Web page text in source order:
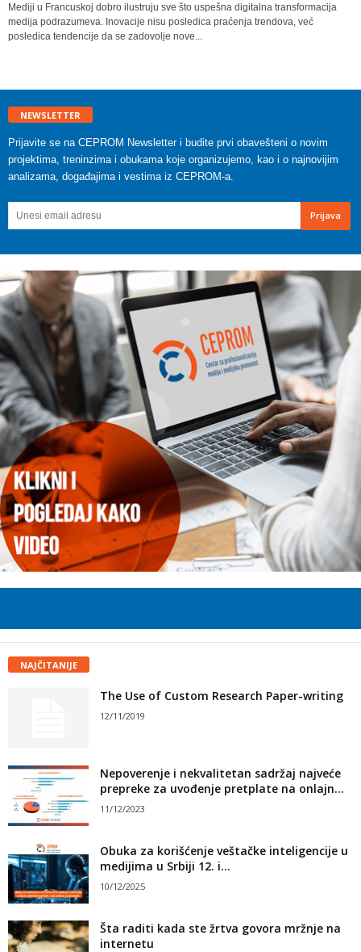
Mediji u Francuskoj dobro ilustruju sve što uspešna digitalna transformacija
medija podrazumeva. Inovacije nisu posledica praćenja trendova, već
posledica tendencije da se zadovolje nove...
NEWSLETTER
Prijavite se na CEPROM Newsletter i budite prvi obavešteni o novim
projektima, treninzima i obukama koje organizujemo, kao i o najnovijim
analizama, događajima i vestima iz CEPROM-a.
NAJČITANIJE
The Use of Custom Research Paper-writing
12/11/2019
Nepoverenje i nekvalitetan sadržaj najveće
prepreke za uvođenje pretplate na onlajn...
11/12/2023
Obuka za korišćenje veštačke inteligencije u
medijima u Srbiji 12. i...
10/12/2025
Šta raditi kada ste žrtva govora mržnje na
internetu